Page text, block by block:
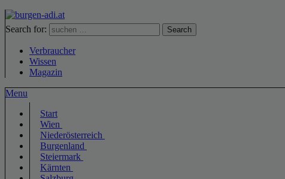
Search for: Search
Verbraucher
Wissen
Magazin
Menu
Start
Wien
Niederösterreich
Burgenland
Steiermark
Kärnten